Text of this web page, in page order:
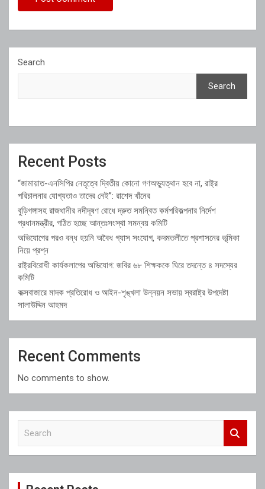
Search
Search
Recent Posts
“জামায়াত-এনসিপির নেতৃত্বে দ্বিতীয় কোনো গণঅভ্যুত্থান হবে না, রাষ্ট্র
পরিচালনার যোগ্যতাও তাদের নেই”: রাশেদ খাঁনের
বুড়িগঙ্গাসহ রাজধানীর নদীদূষণ রোধে দ্রুত সমন্বিত কর্মপরিকল্পনার নির্দেশ
প্রধানমন্ত্রীর, গঠিত হচ্ছে আন্তঃসংস্থা সমন্বয় কমিটি
অভিযোগের পরও বন্ধ হয়নি অবৈধ গ্যাস সংযোগ, কদমতলীতে প্রশাসনের ভূমিকা
নিয়ে প্রশ্ন
রাষ্ট্রবিরোধী কার্যকলাপের অভিযোগ: জবির ৬৮ শিক্ষককে ঘিরে তদন্তে ৪ সদস্যের
কমিটি
কক্সবাজারে মাদক প্রতিরোধ ও আইন-শৃঙ্খলা উন্নয়ন সভায় স্বরাষ্ট্র উপদেষ্টা
সালাউদ্দিন আহমদ
Recent Comments
No comments to show.
c